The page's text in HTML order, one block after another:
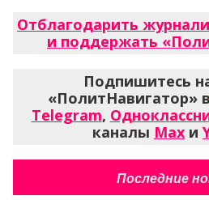
Отблагодарить
и поддержать
Подпишитесь
«ПолитНавигатор»
Telegram,
каналы Max и
Последние